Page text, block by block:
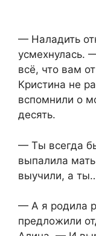
— Наладить
усмехнулась.
всё, что вам
Кристина не
вспомнили о
десять.
— Ты всегда
выпалила
выучили, а
— А я родила
предложили